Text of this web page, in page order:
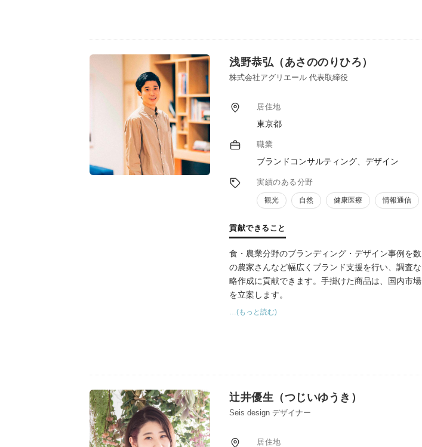
浅野恭弘（あさののりひろ）
株式会社アグリエール 代表取締役
居住地
東京都
職業
ブランドコンサルティング、デザイン
実績のある分野
観光 自然 健康医療 情報通信
貢献できること
食・農業分野のブランディング・デザイン事例を
の農家さんなど幅広くブランド支援を行い、調査
略作成に貢献できます。手掛けた商品は、国内市
を立案します。
自身の会社でも商品開発を行なっており、6次産
…(もっと読む)
辻井優生（つじいゆうき）
Seis design デザイナー
居住地